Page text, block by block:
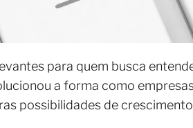
para quem busca
a forma como
possibilidades de